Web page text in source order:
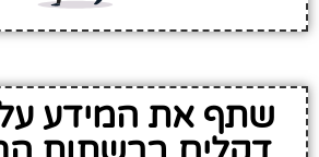
שתף את המידע על